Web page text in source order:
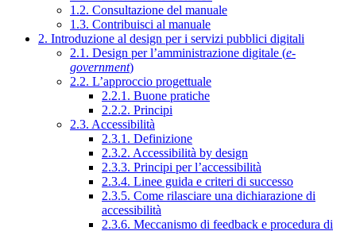
1.2. Consultazione del manuale
1.3. Contribuisci al manuale
2. Introduzione al design per i servizi pubblici digitali
2.1. Design per l’amministrazione digitale (e-
government)
2.2. L’approccio progettuale
2.2.1. Buone pratiche
2.2.2. Principi
2.3. Accessibilità
2.3.1. Definizione
2.3.2. Accessibilità by design
2.3.3. Principi per l’accessibilità
2.3.4. Linee guida e criteri di successo
2.3.5. Come rilasciare una dichiarazione di
accessibilità
2.3.6. Meccanismo di feedback e procedura di